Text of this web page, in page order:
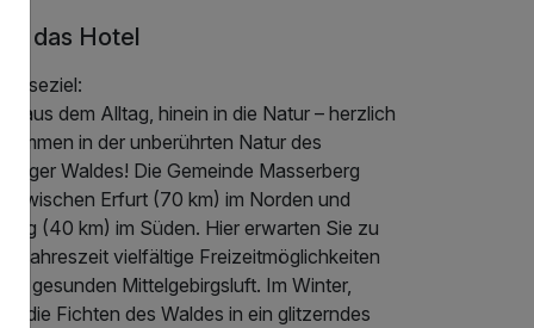
das Hotel
aus dem Alltag, hinein in die Natur – herzlich
in der unberührten Natur des
Waldes! Die Gemeinde Masserberg
zwischen Erfurt (70 km) im Norden und
(40 km) im Süden. Hier erwarten Sie zu
Jahreszeit vielfältige Freizeitmöglichkeiten
gesunden Mittelgebirgsluft. Im Winter,
die Fichten des Waldes in ein glitzerndes